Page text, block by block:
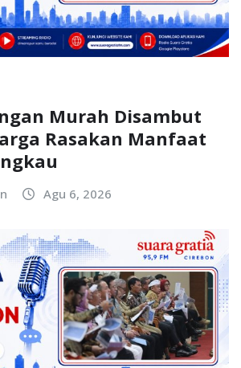
Murah Disambut
Rasakan Manfaat
Agu 6, 2026